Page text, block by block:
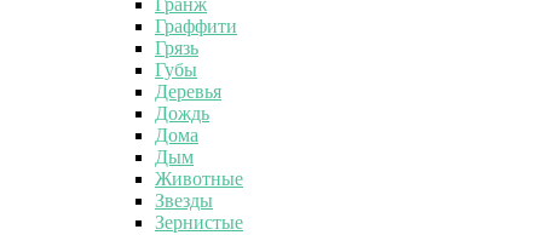
Гранж
Граффити
Грязь
Губы
Деревья
Дождь
Дома
Дым
Животные
Звезды
Зернистые